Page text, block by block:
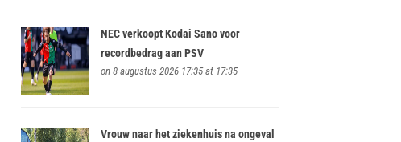
NEC verkoopt Kodai Sano voor
recordbedrag aan PSV
on 8 augustus 2026 17:35 at 17:35
Vrouw naar het ziekenhuis na ongeval